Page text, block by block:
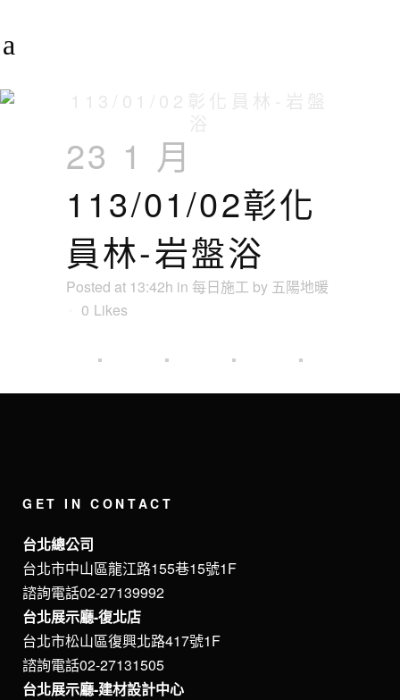
23 1 月
113/01/02彰化
員林-岩盤浴
Posted at 13:42h in 每日施工 by 五陽地暖
0 Likes
GET IN CONTACT
台北總公司
台北市中山區龍江路155巷15號1F
諮詢電話02-27139992
台北展示廳-復北店
台北市松山區復興北路417號1F
諮詢電話02-27131505
台北展示廳-建材設計中心